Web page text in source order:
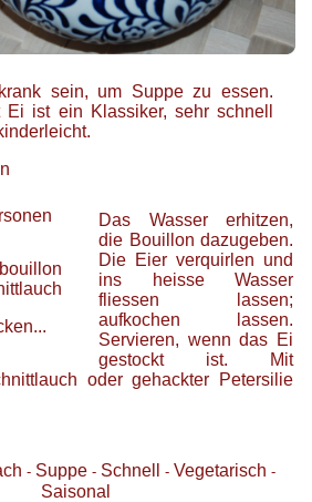
sein, um Suppe zu essen.
Ei ist ein Klassiker, sehr schnell
Das Wasser erhitzen,
die Bouillon dazugeben.
Die Eier verquirlen und
ins heisse Wasser
fliessen lassen;
aufkochen lassen.
Servieren, wenn das Ei
gestockt ist. Mit
oder gehackter Petersilie
- Suppe - Schnell - Vegetarisch -
Saisonal